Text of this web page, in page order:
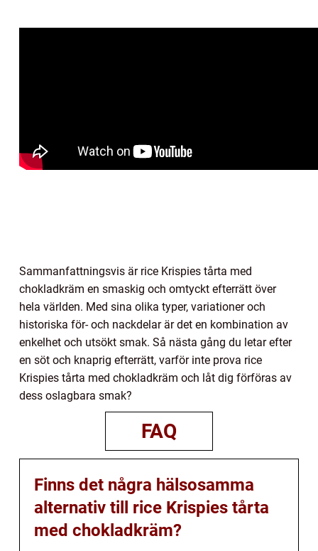
Sammanfattningsvis är rice Krispies tårta med
chokladkräm en smaskig och omtyckt efterrätt över
hela världen. Med sina olika typer, variationer och
historiska för- och nackdelar är det en kombination av
enkelhet och utsökt smak. Så nästa gång du letar efter
en söt och knaprig efterrätt, varför inte prova rice
Krispies tårta med chokladkräm och låt dig förföras av
dess oslagbara smak?
FAQ
Finns det några hälsosamma
alternativ till rice Krispies tårta
med chokladkräm?